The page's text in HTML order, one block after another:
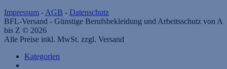
Impressum - AGB - Datenschutz
BFL-Versand - Günstige Berufsbekleidung und Arbeitsschutz von A
bis Z © 2026
Alle Preise inkl. MwSt. zzgl. Versand
Kategorien